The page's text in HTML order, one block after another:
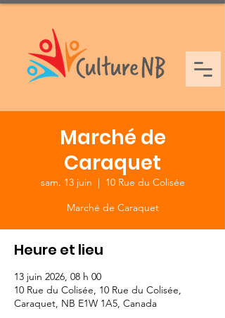
Marché de
Caraquet
sam. 13 juin
  |
10 Rue du Colisée
Marché de Caraquet
Heure et lieu
13 juin 2026, 08 h 00
10 Rue du Colisée, 10 Rue du Colisée,
Caraquet, NB E1W 1A5, Canada